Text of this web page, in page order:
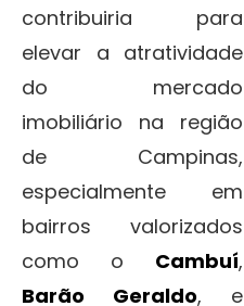
contribuiria para
elevar a atratividade
do mercado
imobiliário na região
de Campinas,
especialmente em
bairros valorizados
como o Cambuí,
Barão Geraldo, e